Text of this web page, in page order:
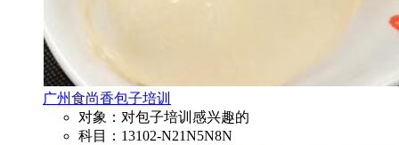
广州食尚香包子培训
对象：对包子培训感兴趣的
科目：13102-N21N5N8N